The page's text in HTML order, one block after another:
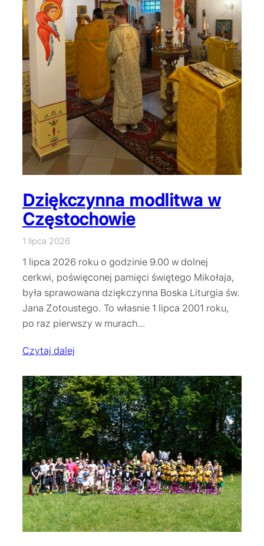
Dziękczynna modlitwa w
Częstochowie
1 lipca 2026
1 lipca 2026 roku o godzinie 9.00 w dolnej
cerkwi, poświęconej pamięci świętego Mikołaja,
była sprawowana dziękczynna Boska Liturgia św.
Jana Zotoustego. To własnie 1 lipca 2001 roku,
po raz pierwszy w murach…
Czytaj dalej